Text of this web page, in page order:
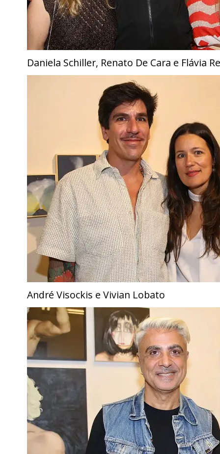
Daniela Schiller, Renato De Cara e Flávia
André Visockis e Vivian Lobato